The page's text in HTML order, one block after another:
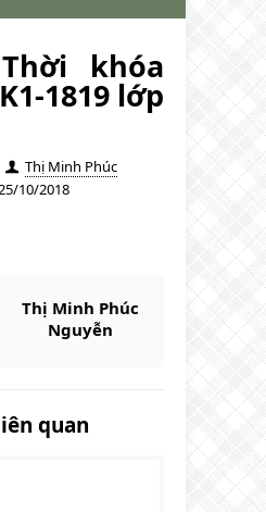
khóa
1819 lớp
Thị Minh Phúc
10/2018
Thị Minh Phúc
Nguyễn
quan